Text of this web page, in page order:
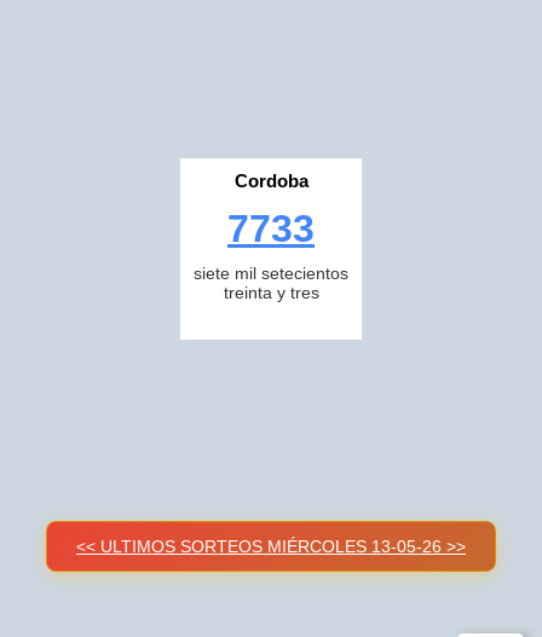
Cordoba
7733
siete mil setecientos
treinta y tres
<< ULTIMOS SORTEOS MIÉRCOLES 13-05-26 >>